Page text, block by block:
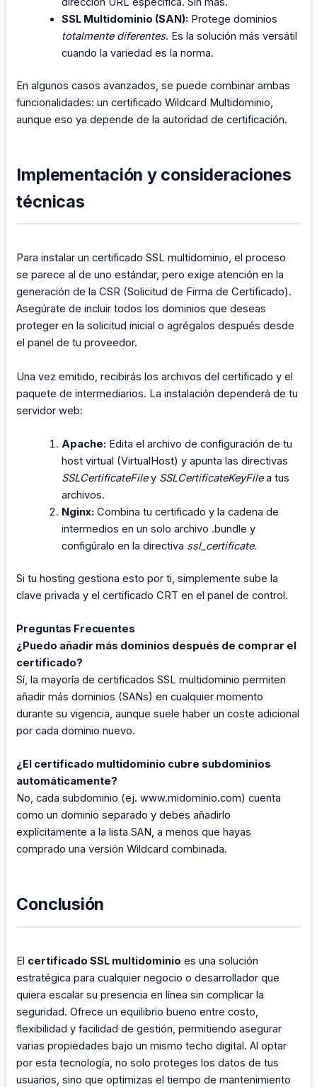
SSL Multidominio (SAN): Protege dominios
totalmente diferentes. Es la solución más versátil
cuando la variedad es la norma.
En algunos casos avanzados, se puede combinar ambas
funcionalidades: un certificado Wildcard Multidominio,
aunque eso ya depende de la autoridad de certificación.
Implementación y consideraciones
técnicas
Para instalar un certificado SSL multidominio, el proceso
se parece al de uno estándar, pero exige atención en la
generación de la CSR (Solicitud de Firma de Certificado).
Asegúrate de incluir todos los dominios que deseas
proteger en la solicitud inicial o agrégalos después desde
el panel de tu proveedor.
Una vez emitido, recibirás los archivos del certificado y el
paquete de intermediarios. La instalación dependerá de tu
servidor web:
Apache: Edita el archivo de configuración de tu
host virtual (VirtualHost) y apunta las directivas
SSLCertificateFiley SSLCertificateKeyFilea tus
archivos.
Nginx: Combina tu certificado y la cadena de
intermedios en un solo archivo .bundle y
configúralo en la directiva ssl_certificate.
Si tu hosting gestiona esto por ti, simplemente sube la
clave privada y el certificado CRT en el panel de control.
Preguntas Frecuentes
¿Puedo añadir más dominios después de comprar el
certificado?
Sí, la mayoría de certificados SSL multidominio permiten
añadir más dominios (SANs) en cualquier momento
durante su vigencia, aunque suele haber un coste adicional
por cada dominio nuevo.
¿El certificado multidominio cubre subdominios
automáticamente?
No, cada subdominio (ej. www.midominio.com) cuenta
como un dominio separado y debes añadirlo
explícitamente a la lista SAN, a menos que hayas
comprado una versión Wildcard combinada.
Conclusión
El certificado SSL multidominio es una solución
estratégica para cualquier negocio o desarrollador que
quiera escalar su presencia en línea sin complicar la
seguridad. Ofrece un equilibrio bueno entre costo,
flexibilidad y facilidad de gestión, permitiendo asegurar
varias propiedades bajo un mismo techo digital. Al optar
por esta tecnología, no solo proteges los datos de tus
usuarios, sino que optimizas el tiempo de mantenimiento